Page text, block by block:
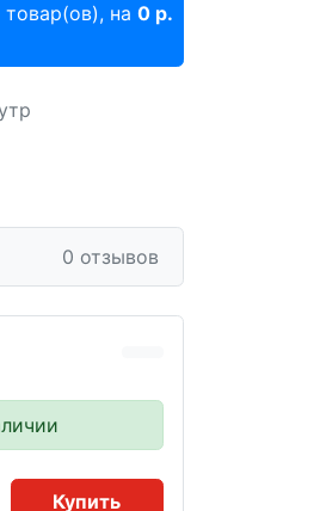
товар(ов), на 0 р.
0 отзывов
Купить